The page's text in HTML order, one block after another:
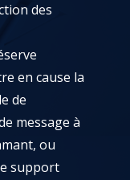
des
en cause la
de
message à
ou
support